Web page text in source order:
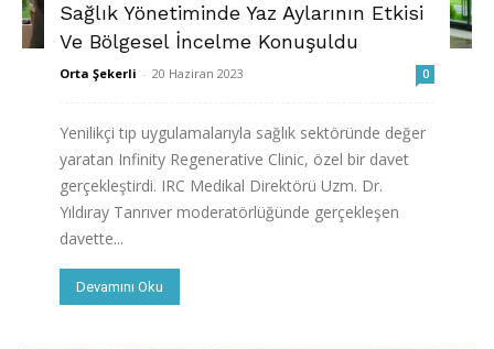
Sağlık Yönetiminde Yaz Aylarının Etkisi
Ve Bölgesel İncelme Konuşuldu
Orta Şekerli - 20 Haziran 2023 0
Yenilikçi tıp uygulamalarıyla sağlık sektöründe değer
yaratan Infinity Regenerative Clinic, özel bir davet
gerçekleştirdi. IRC Medikal Direktörü Uzm. Dr.
Yıldıray Tanrıver moderatörlüğünde gerçekleşen
davette...
Devamını Oku